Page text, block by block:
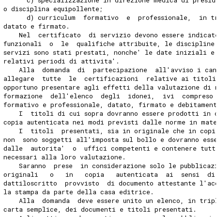
o disciplina equipollente;
d) curriculum  formativo  e  professionale,  in
datato e firmato.
Nel  certificato  di servizio devono essere
funzionali  o  le  qualifiche attribuite, le
servizi sono stati prestati, nonche' le date iniziali
relativi periodi di attivita'.
Alla  domanda  di  partecipazione  all'avviso i
allegare  tutte  le  certificazioni  relative ai titoli
opportuno presentare agli effetti della valutazione di
formazione  dell'elenco  degli  idonei,  ivi  compreso
formativo e professionale, datato, firmato e
I  titoli di cui sopra dovranno essere prodotti in
copia autenticata nei modi previsti dalle norme in
I  titoli  presentati, sia in originale che in
non  sono soggetti all'imposta sul bollo e dovranno
dalle  autorita'  o  uffici competenti e contenere
necessari alla loro valutazione.
Saranno  prese  in considerazione solo le
originali   o   in   copia   autenticata  ai  sensi
dattiloscritto  provvisto  di documento attestante
la stampa da parte della casa editrice.
Alla  domanda  deve essere unito un elenco, in
carta semplice, dei documenti e titoli presentati.